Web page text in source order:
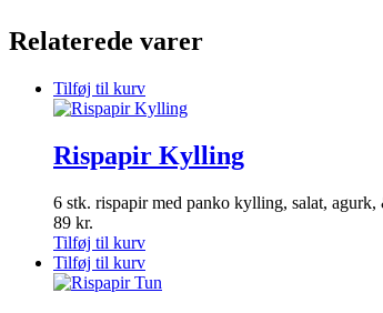
Relaterede varer
Tilføj til kurv
Rispapir Kylling
6 stk. rispapir med panko kylling, salat,
89 kr.
Tilføj til kurv
Tilføj til kurv